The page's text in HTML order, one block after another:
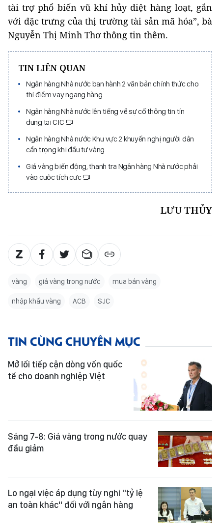
tài trợ phổ biến vũ khí hủy diệt hàng loạt, gắn
với đặc trưng của thị trường tài sản mã hóa”, bà
Nguyễn Thị Minh Thơ thông tin thêm.
TIN LIÊN QUAN
Ngân hàng Nhà nước ban hành 2 văn bản chính thức cho
thí điểm vay ngang hàng
Ngân hàng Nhà nước lên tiếng về sự cố thông tin tín
dụng tại CIC
Ngân hàng Nhà nước Khu vực 2 khuyến nghị người dân
cẩn trọng khi đầu tư vàng
Giá vàng biến động, thanh tra Ngân hàng Nhà nước phải
vào cuộc tích cực
LƯU THỦY
vàng giá vàng trong nước mua bán vàng
nhập khẩu vàng ACB SJC
TIN CÙNG CHUYÊN MỤC
Mở lối tiếp cận dòng vốn quốc
tế cho doanh nghiệp Việt
Sáng 7-8: Giá vàng trong nước quay
đầu giảm
Lo ngại việc áp dụng tùy nghi "tỷ lệ
an toàn khác" đối với ngân hàng